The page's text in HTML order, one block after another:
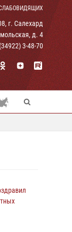
г. Салехард
д. 4
3-48-70